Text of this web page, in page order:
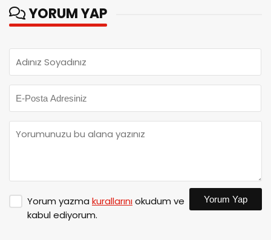
YORUM YAP
Yorum yazma kurallarınıokudum ve
kabul ediyorum.
Yorum Yap